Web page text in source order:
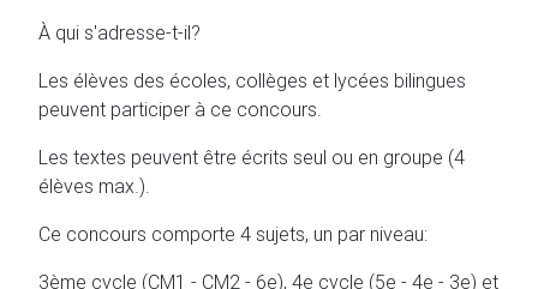
À qui s'adresse-t-il?
Les élèves des écoles, collèges et lycées bilingues
peuvent participer à ce concours.
Les textes peuvent être écrits seul ou en groupe (4
élèves max.).
Ce concours comporte 4 sujets, un par niveau:
3ème cycle (CM1 - CM2 - 6e), 4e cycle (5e - 4e - 3e) et